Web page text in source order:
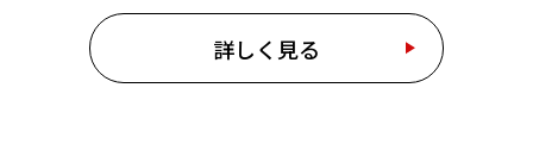
詳しく見る